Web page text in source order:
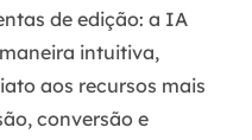
de edição: a IA
intuitiva,
aos recursos mais
conversão e